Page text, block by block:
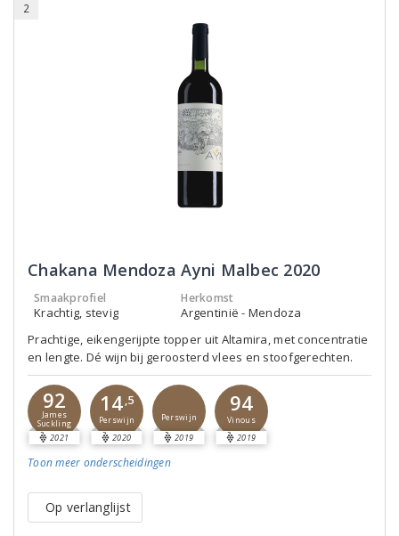
2
Chakana Mendoza Ayni Malbec 2020
Smaakprofiel
Krachtig, stevig
Herkomst
Argentinië - Mendoza
Prachtige, eikengerijpte topper uit Altamira, met concentratie
en lengte. Dé wijn bij geroosterd vlees en stoofgerechten.
92
James
Suckling
2021
14,5
Perswijn
2020
Perswijn
2019
94
Vinous
2019
Toon meer onderscheidingen
Op verlanglijst